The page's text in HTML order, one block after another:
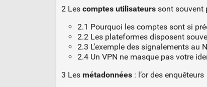
2 Les comptes utilisateurssont souvent
2.1 Pourquoi les comptes sont si
2.2 Les plateformes disposent
2.3 L’exemple des signalements au
2.4 Un VPN ne masque pas votre
3 Les métadonnées: l’or des enquêteurs